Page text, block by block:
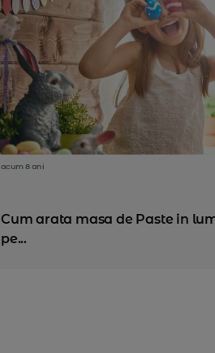
acum 8 ani
Cum arata masa de Paste in
pe...